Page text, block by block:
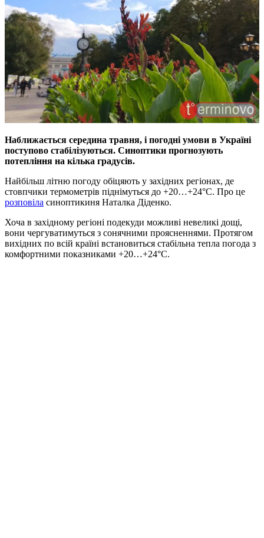
Наближається середина травня, і погодні умови в Україні
поступово стабілізуються. Синоптики прогнозують
потепління на кілька градусів.
Найбільш літню погоду обіцяють у західних регіонах, де
стовпчики термометрів піднімуться до +20…+24°C. Про це
розповіла синоптикиня Наталка Діденко.
Хоча в західному регіоні подекуди можливі невеликі дощі,
вони чергуватимуться з сонячними проясненнями. Протягом
вихідних по всій країні встановиться стабільна тепла погода з
комфортними показниками +20…+24°C.